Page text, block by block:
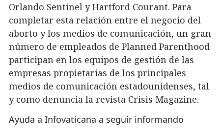
Orlando Sentinel y Hartford Courant. Para
completar esta relación entre el negocio del
aborto y los medios de comunicación, un gran
número de empleados de Planned Parenthood
participan en los equipos de gestión de las
empresas propietarias de los principales
medios de comunicación estadounidenses, tal
y como denuncia la revista Crisis Magazine.
Ayuda a Infovaticana a seguir informando